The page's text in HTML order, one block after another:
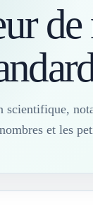
et les